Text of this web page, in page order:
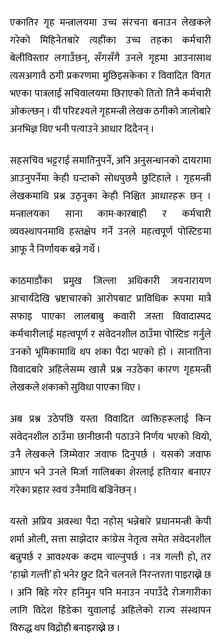
एकातिर गृह मन्त्रालयमा उच्च संरचना बनाउन लेखकले
गरेको मिहिनेतबारे त्यहींका उच्च तहका कर्मचारी
बेलीविस्तार लगाउँछन्, सँगसँगै उनले गृहमा आउनासाथ
त्यसअगावै ठगी प्रकरणमा मुछिइसकेका र विवादित विगत
भएका पात्रलाई सचिवालयमा छिराएको तितो तिनै कर्मचारी
ओकल्छन् । यी परिदृश्यले गृहमन्त्री लेखक ठगीको जालोबारे
अनभिज्ञ थिए भनी पत्याउने आधार दिंदैनन् ।
सहसचिव भट्टराई समातिनुपर्ने, अनि अनुसन्धानको दायरामा
आउनुपर्नेमा केही घन्टाको सोधपुछमै छुटिहाले । गृहमन्त्री
लेखकमाथि प्रश्न उठ्नुका केही निश्चित आधारहरू छन् ।
मन्त्रालयका साना काम-कारबाही र कर्मचारी
व्यवस्थापनमाथि हस्तक्षेप गर्ने उनले महत्वपूर्ण पोस्टिङमा
आफू नै निर्णायक बन्ने गर्थे ।
काठमाडौंका प्रमुख जिल्ला अधिकारी जयनारायण
आचार्यदेखि भ्रष्टाचारको आरोपबाट प्राविधिक रूपमा मात्रै
सफाइ पाएका लालबाबु कवारी जस्ता विवादास्पद
कर्मचारीलाई महत्वपूर्ण र संवेदनशील ठाउँमा पोस्टिङ गर्नुले
उनको भूमिकामाथि थप शंका पैदा भएको हो । सानातिना
विवादबारे अहिलेसम्म खासै प्रश्न नउठेका कारण गृहमन्त्री
लेखकले शंकाको सुविधा पाएका थिए ।
अब प्रश्न उठेपछि यस्ता विवादित व्यक्तिहरूलाई किन
संवेदनशील ठाउँमा छानीछानी पठाउने निर्णय भएको थियो,
उनै लेखकले जिम्मेवार जवाफ दिनुपर्छ । यसको जवाफ
आएन भने उनले मिर्जा गालिबका शेरलाई हतियार बनाएर
गरेका प्रहार स्वयं उनैमाथि बज्रिनेछन् ।
यस्तो अप्रिय अवस्था पैदा नहोस् भन्नेबारे प्रधानमन्त्री केपी
शर्मा ओली, सत्ता साझेदार कांग्रेस नेतृत्व समेत संवेदनशील
बन्नुपर्छ र आवश्यक कदम चाल्नुपर्छ । नत्र गल्ती हो, तर
‘हाम्रो गल्ती’ हो भनेर छुट दिने चलनले निरन्तरता पाइराख्ने छ
। अनि बिहे गरेर हनिमुन पनि मनाउन नपाउँदै रोजगारीका
लागि विदेश हिंडेका युवालाई अहिलेको राज्य संस्थापन
विरुद्ध थप विद्रोही बनाइराख्ने छ ।